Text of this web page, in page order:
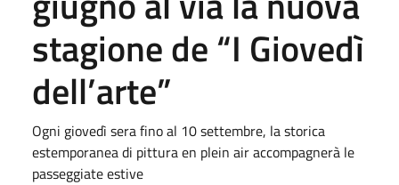
stagione de “I Giovedì
dell’arte”
Ogni giovedì sera fino al 10 settembre, la storica
estemporanea di pittura en plein air accompagnerà le
passeggiate estive